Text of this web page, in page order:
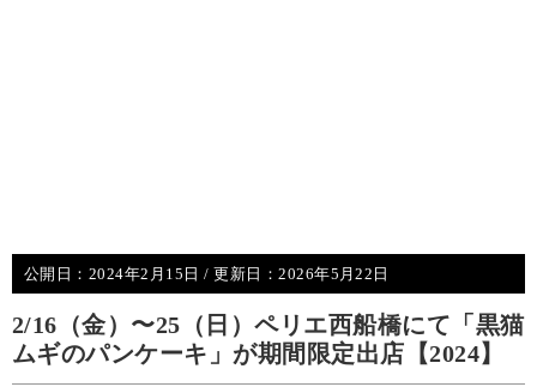
公開日： 2024年2月15日 / 更新日：2026年5月22日
2/16（金）〜25（日）ペリエ西船橋にて「黒猫
ムギのパンケーキ」が期間限定出店【2024】